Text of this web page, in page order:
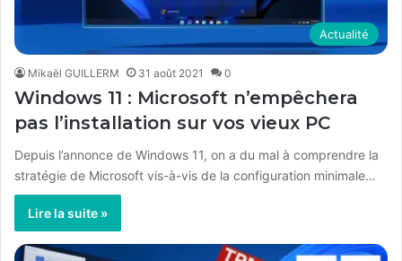
Actualité
Mikaël GUILLERM 31 août 2021 0
Windows 11 : Microsoft n’empêchera
pas l’installation sur vos vieux PC
Depuis l’annonce de Windows 11, on a du mal à comprendre la
stratégie de Microsoft vis-à-vis de la configuration minimale…
Lire la suite »